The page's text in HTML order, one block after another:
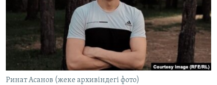
ЖАЗЫЛЫҢЫЗ
Басқа тілдерде
Ринат Асанов (жеке архивіндегі фото)